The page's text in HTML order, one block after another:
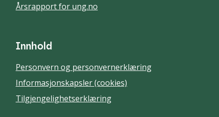
Årsrapport for ung.no
Innhold
Personvern og personvernerklæring
Informasjonskapsler (cookies)
Tilgjengelighetserklæring